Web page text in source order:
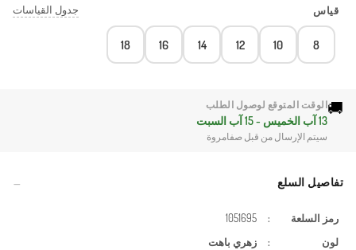
قياس جدول القياسات
8
10
12
14
16
18
🚚الوقت المتوقع لوصول الطلب
13 آب الخميس - 15 آب السبت
سيتم الإرسال من قبل صفامروة
تفاصيل السلع
رمز السلعة :
1051695
لون
:
زهري باهت